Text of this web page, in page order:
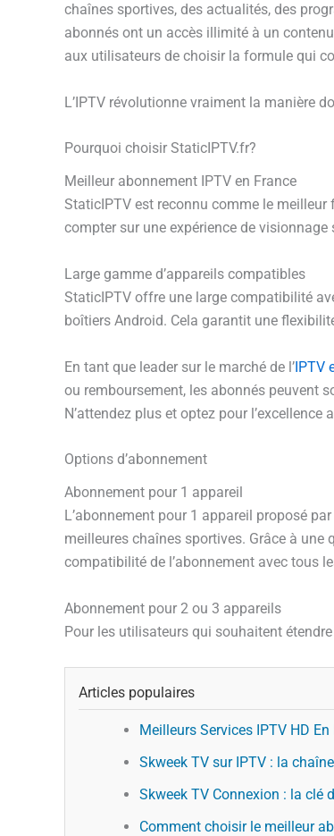
chaînes sportives, des actualités, des
abonnés ont un accès illimité à un
aux utilisateurs de choisir la formule qui
L’IPTV révolutionne vraiment la manière
Pourquoi choisir StaticIPTV.fr?
Meilleur abonnement IPTV en France
StaticIPTV est reconnu comme le meilleur
compter sur une expérience de
Large gamme d’appareils compatibles
StaticIPTV offre une large compatibilité
boîtiers Android. Cela garantit une
En tant que leader sur le marché de l’IPTV
ou remboursement, les abonnés peuvent
N’attendez plus et optez pour l’excellence
Options d’abonnement
Abonnement pour 1 appareil
L’abonnement pour 1 appareil proposé
meilleures chaînes sportives. Grâce à une
compatibilité de l’abonnement avec tous
Abonnement pour 2 ou 3 appareils
Pour les utilisateurs qui souhaitent
Articles populaires
Meilleurs Services IPTV HD
Skweek TV sur IPTV : la
Skweek TV Connexion : la clé
Comment choisir le meilleur